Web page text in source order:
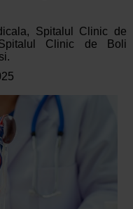
Spitalul Clinic de
Clinic de Boli